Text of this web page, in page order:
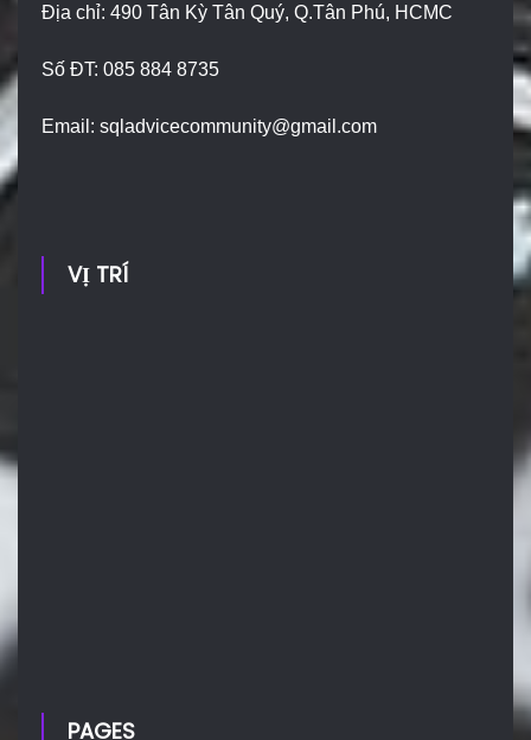
Địa chỉ: 490 Tân Kỳ Tân Quý, Q.Tân Phú, HCMC
Số ĐT: 085 884 8735
Email:sqladvicecommunity@gmail.com
VỊ TRÍ
PAGES